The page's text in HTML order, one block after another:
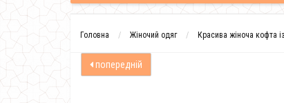
Головна Жіночий одяг Красива жіноча кофта
попередній